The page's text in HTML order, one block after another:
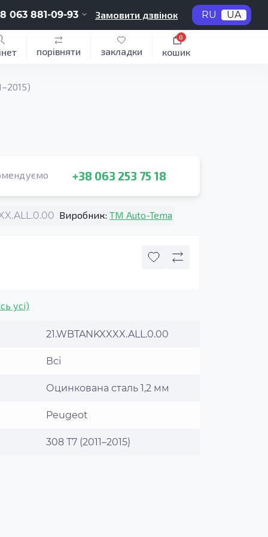
063 881-09-93 Замовити дзвінок RU UA
порівняти закладки кошик
0
+38 063 253 75 18
Виробник: TM Auto-Tema
усі)
21.WBTANKXXXX.ALL.0.00
Всі
Оцинкована сталь 1,2 мм
Peugeot
308 T7 (2011–2015)